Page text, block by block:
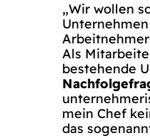
„Wir wollen
Als
bestehende
mein Chef
das